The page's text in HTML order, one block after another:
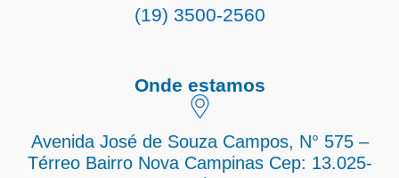
(19) 3500-2560
Onde estamos
Avenida José de Souza Campos, N° 575 –
Térreo Bairro Nova Campinas Cep: 13.025-